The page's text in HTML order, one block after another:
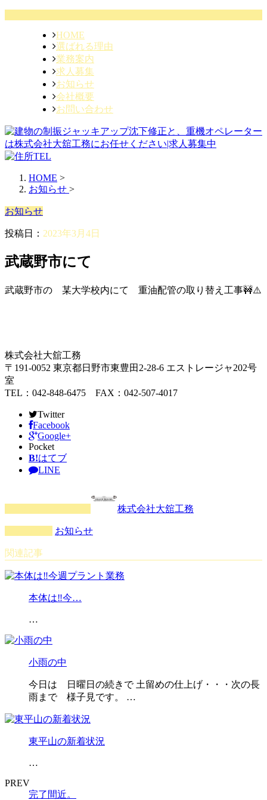
HOME
選ばれる理由
業務案内
求人募集
お知らせ
会社概要
お問い合わせ
HOME >
お知らせ >
お知らせ
投稿日： 2023年3月4日
武蔵野市にて
武蔵野市の 某大学校内にて 重油配管の取り替え工事🚧⚠️
株式会社大舘工務
〒191-0052 東京都日野市東豊田2-28-6 エストレージャ202号
室
TEL：042-848-6475 FAX：042-507-4017
Twitter
Facebook
Google+
Pocket
B!はてブ
LINE
株式会社大舘工務
お知らせ
関連記事
本体は‼️今…
…
小雨の中
今日は 日曜日の続きで 土留めの仕上げ・・・次の長
雨まで 様子見です。 …
東平山の新着状況
…
PREV
完了間近。